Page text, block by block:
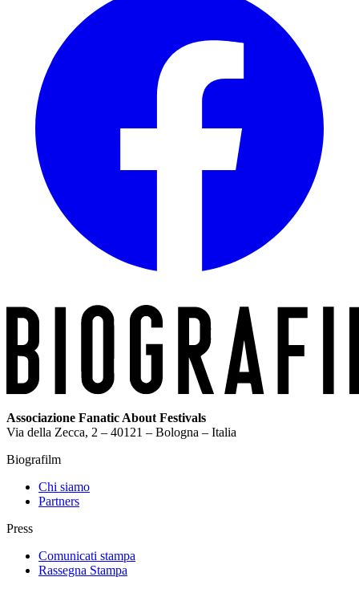
Associazione Fanatic About Festivals
Via della Zecca, 2 – 40121 – Bologna – Italia
Biografilm
Chi siamo
Partners
Press
Comunicati stampa
Rassegna Stampa